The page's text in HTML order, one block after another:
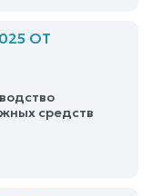
ОТ
средств